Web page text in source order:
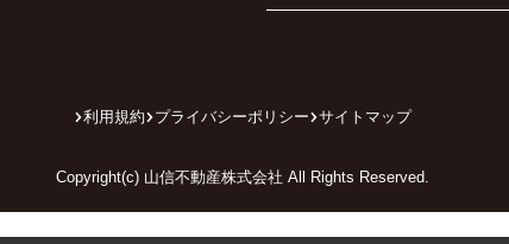
利用規約 プライバシーポリシー サイトマップ
Copyright(c) 山信不動産株式会社 All Rights Reserved.